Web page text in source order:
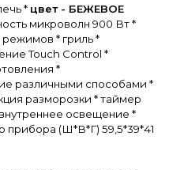
* цвет - БЕЖЕВОЕ
микроволн 900 Вт *
режимов * гриль *
Touch Control *
*
различными способами *
разморозки * таймер
освещение *
прибора (Ш*В*Г) 59,5*39*41